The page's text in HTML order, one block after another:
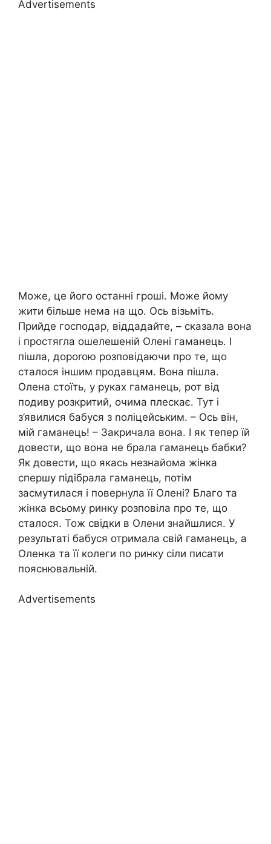
Advertisements
Може, це його останні гроші. Може йому
жити більше нема на що. Ось візьміть.
Прийде господар, віддадайте, – сказала вона
і простягла ошелешеній Олені гаманець. І
пішла, дороrою розповідаючи про те, що
сталося іншим продавцям. Вона пішла.
Олена стоїть, у руках гаманець, рот від
подиву розкритий, очима плескає. Тут і
з’явилися бабуся з nоліцейським. – Ось він,
мій гаманець! – Закричала вона. І як тепер їй
довести, що вона не брала гаманець бабки?
Як довести, що якась незнайома жінка
спершу підібрала гаманець, потім
засмутилася і повернула її Олені? Благо та
жінка всьому ринку розповіла про те, що
сталося. Тож свідки в Олени знайшлися. У
результаті бабуся отримала свій гаманець, а
Оленка та її колеги по ринку сіли писати
пояснювальній.
Advertisements